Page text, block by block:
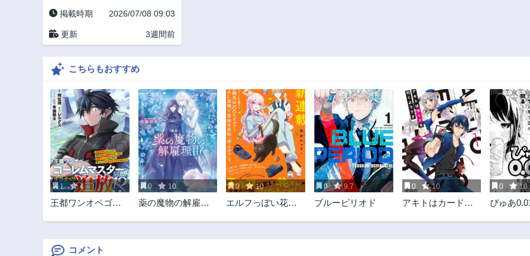
掲載時期 2026/07/08 09:03
更新 3週間前
こちらもおすすめ
1 4
王都ワンオペゴー
の身になったので
弟子の美人勇者た
0 10
薬の魔物の解雇理
0 10
エルフっぽい花さ
0 9.7
ブルーピリオド
0 10
アキトはカードを
0 10
ぴゅあ
コメント